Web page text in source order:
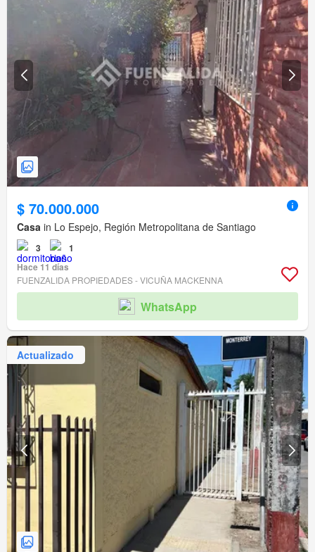
$ 70.000.000
Casa in Lo Espejo, Región Metropolitana de Santiago
3
1
Hace 11 días
FUENZALIDA PROPIEDADES - VICUÑA MACKENNA
WhatsApp
Actualizado